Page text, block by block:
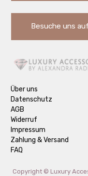
Besuche uns
Über uns
Datenschutz
AGB
Widerruf
Impressum
Zahlung & Versand
FAQ
Copyright © Luxury